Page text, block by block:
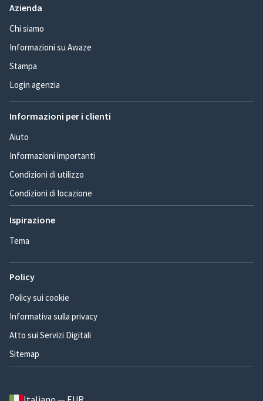
Azienda
Chi siamo
Informazioni su Awaze
Stampa
Login agenzia
Informazioni per i clienti
Aiuto
Informazioni importanti
Condizioni di utilizzo
Condizioni di locazione
Ispirazione
Tema
Policy
Policy sui cookie
Informativa sulla privacy
Atto sui Servizi Digitali
Sitemap